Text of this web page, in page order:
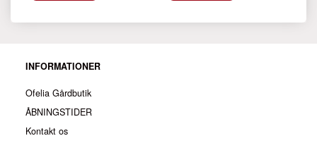
INFORMATIONER
Ofelia Gårdbutik
ÅBNINGSTIDER
Kontakt os